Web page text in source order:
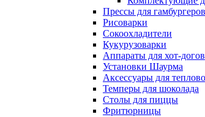
Прессы для гамбургеров
Рисоварки
Сокоохладители
Кукурузоварки
Аппараты для хот-догов
Установки Шаурма
Аксессуары для
Темперы для шоколада
Столы для пиццы
Фритюрницы